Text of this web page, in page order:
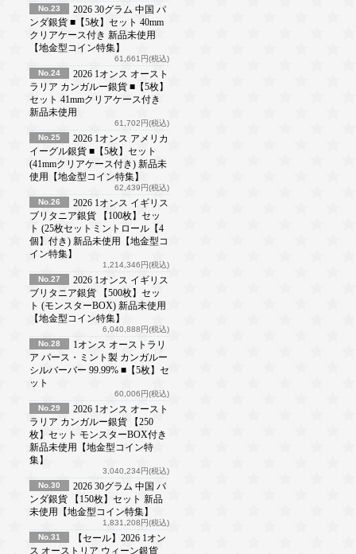
No.23
2026 30グラム 中国 パ
ンダ銀貨 ■【5枚】セット 40mm
クリアケース付き 新品未使用
【地金型コイン特集】
61,661円(税込)
No.24
2026 1オンス オースト
ラリア カンガルー銀貨 ■【5枚】
セット 41mmクリアケース付き
新品未使用
61,702円(税込)
No.25
2026 1オンス アメリカ
イーグル銀貨 ■【5枚】セット
(41mmクリアケース付き) 新品未
使用【地金型コイン特集】
62,439円(税込)
No.26
2026 1オンス イギリス
ブリタニア銀貨 【100枚】セッ
ト (25枚セットミントロール【4
個】付き) 新品未使用【地金型コ
イン特集】
1,214,346円(税込)
No.27
2026 1オンス イギリス
ブリタニア銀貨 【500枚】セッ
ト (モンスターBOX) 新品未使用
【地金型コイン特集】
6,040,888円(税込)
No.28
1オンス オーストラリ
ア パース・ミント製 カンガルー
シルバーバー 99.99% ■【5枚】セ
ット
60,006円(税込)
No.29
2026 1オンス オースト
ラリア カンガルー銀貨 【250
枚】セット モンスターBOX付き
新品未使用【地金型コイン特
集】
3,040,234円(税込)
No.30
2026 30グラム 中国 パ
ンダ銀貨 【150枚】セット 新品
未使用【地金型コイン特集】
1,831,208円(税込)
No.31
【セール】2026 1オン
ス オーストリア ウィーン銀貨